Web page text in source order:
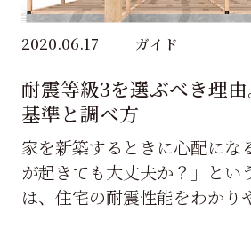
2020.06.17 ガイド
耐震等級3を選ぶべき理
基準と調べ方
家を新築するときに心配にな
が起きても大丈夫か？」とい
は、住宅の耐震性能をわか